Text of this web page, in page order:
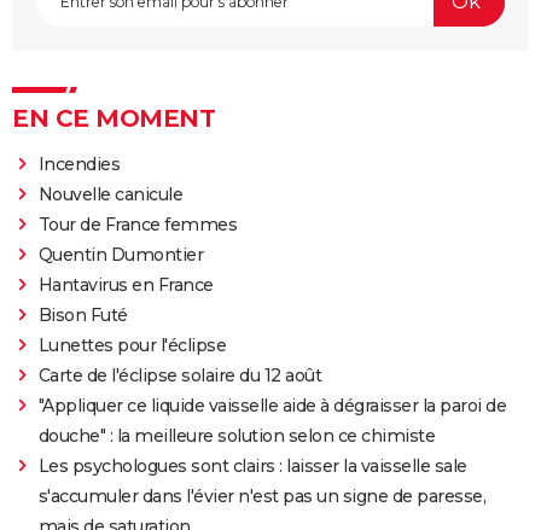
EN CE MOMENT
Incendies
Nouvelle canicule
Tour de France femmes
Quentin Dumontier
Hantavirus en France
Bison Futé
Lunettes pour l'éclipse
Carte de l'éclipse solaire du 12 août
"Appliquer ce liquide vaisselle aide à dégraisser la paroi de
douche" : la meilleure solution selon ce chimiste
Les psychologues sont clairs : laisser la vaisselle sale
s'accumuler dans l'évier n'est pas un signe de paresse,